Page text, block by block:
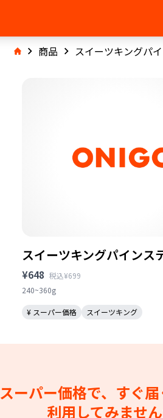
商品 スイーツキングパ
スイーツキングパインス
¥648 税込¥699
240~360g
¥ スーパー価格 スイーツキング
スーパー価格で、すぐ届
利用してみませ